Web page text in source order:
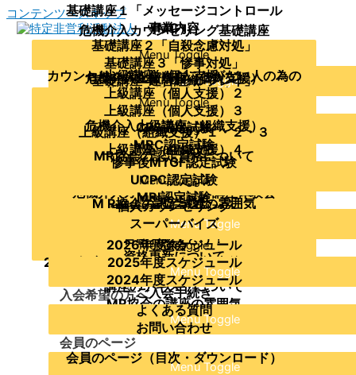
コンテンツへスキップ
当協会について
Menu Toggle
事業内容
理事・アドバイザー
主要資格者の紹介
運営組織
協会の沿革及び活動実績
定款
支援を受けたい
Menu Toggle
企業・組織への支援の概要
支援実績
研修講師派遣
学びたい
Menu Toggle
基礎講座を受講したい方が参加できる講座
Menu Toggle
こころのSOSピアサポートレッスン
カウンセリングを学んだことがない人の為の
基礎講座準備編（傾聴）
クライシス・カウンセリング～ガイダンス編
～
危機介入カウンセリング講座体験会
メッセージコントロール体験講座
メッセージコントロールのオンライン講座
M R協会の講座の概要
Menu Toggle
危機介入カウンセリング基礎講座
Menu Toggle
基礎講座１「メッセージコントロール
（MC）」
基礎講座２「自殺念慮対処」
基礎講座３「惨事対処」
基礎講座４「ロールプレイ」
危機介入上級講座（個人支援）
Menu Toggle
上級講座（個人支援）１
上級講座（個人支援）２
上級講座（個人支援）３
危機介入上級講座（組織支援）
Menu Toggle
上級講座（組織支援）１・２・３
上級講座（組織支援）４
MCに関する講座
Menu Toggle
メッセージコントロール普及講師養成講座
各種勉強会
Menu Toggle
危機介入カウンセリング講座体験会
実技指導者向け勉強会
危機介入上級講座（組織支援）修了者向け勉
強会
2024年度：UCPC勉強会・惨事後ミーティン
グ勉強会・MRI勉強会
公開講座
講座のテキストについて
MR協会の講座の雰囲気
M R協会の認定試験の概要
Menu Toggle
MR協会の認定資格について
Menu Toggle
CPS認定試験
MRC認定試験
惨事後MTGF認定試験
UCPC認定試験
MRI認定試験
MRSI認定試験
M R協会の認定試験の雰囲気
受験者へのアドバイス
合格おめでとう！
資格更新について
認定に関する過去の変更案内
相談したい
Menu Toggle
個人カウンセリング
スーパーバイズ
年間スケジュール
Menu Toggle
2026年度スケジュール
2025年度スケジュール
2024年度スケジュール
入会希望の方へ
Menu Toggle
ご入会手続き
よくある質問
お問い合わせ
会員のページ
Menu Toggle
会員のページ（目次・ダウンロード）